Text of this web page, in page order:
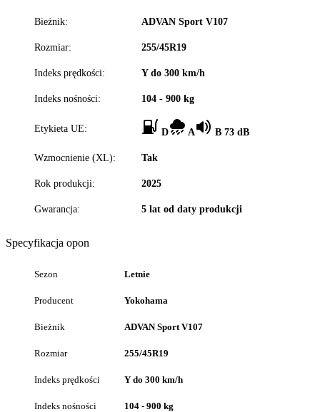
Bieżnik: ADVAN Sport V107
Rozmiar: 255/45R19
Indeks prędkości: Y do 300 km/h
Indeks nośności: 104 - 900 kg
Etykieta UE: D A B 73 dB
Wzmocnienie (XL): Tak
Rok produkcji: 2025
Gwarancja: 5 lat od daty produkcji
Specyfikacja opon
Sezon Letnie
Producent Yokohama
Bieżnik ADVAN Sport V107
Rozmiar 255/45R19
Indeks prędkości Y do 300 km/h
Indeks nośności 104 - 900 kg